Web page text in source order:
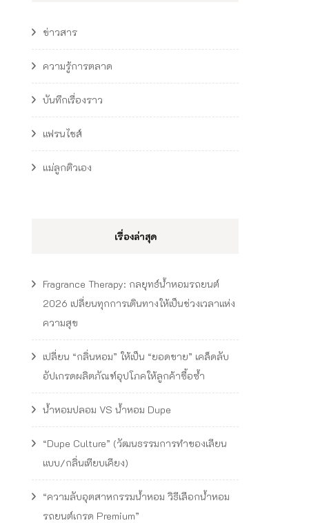
ข่าวสาร
ความรู้การตลาด
บันทึกเรื่องราว
แฟรนไชส์
แม่ลูกติวเอง
เรื่องล่าสุด
Fragrance Therapy: กลยุทธ์น้ำหอมรถยนต์
2026 เปลี่ยนทุกการเดินทางให้เป็นช่วงเวลาแห่ง
ความสุข
เปลี่ยน “กลิ่นหอม” ให้เป็น “ยอดขาย” เคล็ดลับ
อัปเกรดผลิตภัณฑ์อุปโภคให้ลูกค้าซื้อซ้ำ
น้ำหอมปลอม VS น้ำหอม Dupe
“Dupe Culture” (วัฒนธรรมการทำของเลียน
แบบ/กลิ่นเทียบเคียง)
“ความลับอุตสาหกรรมน้ำหอม วิธีเลือกน้ำหอม
รถยนต์เกรด Premium”